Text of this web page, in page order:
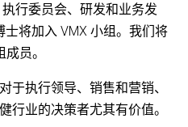
行委员会、研发和业务发
士将加入 VMX 小组。我们将
员。
于执行领导、销售和营销、
行业的决策者尤其有价值。